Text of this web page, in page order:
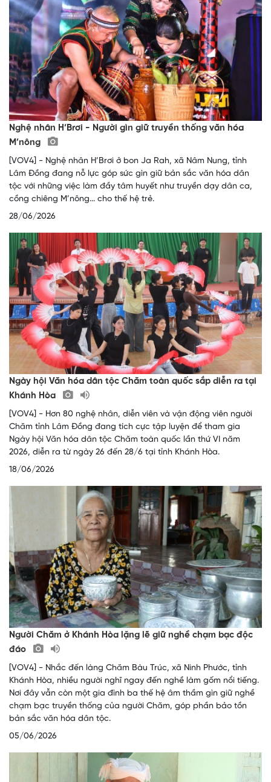
Nghệ nhân H’Brơi - Người gìn giữ truyền thống văn hóa
M’nông
[VOV4] - Nghệ nhân H’Brơi ở bon Ja Rah, xã Nâm Nung, tỉnh
Lâm Đồng đang nỗ lực góp sức gìn giữ bản sắc văn hóa dân
tộc với những việc làm đầy tâm huyết như truyền dạy dân ca,
cồng chiêng M’nông... cho thế hệ trẻ.
28/06/2026
Ngày hội Văn hóa dân tộc Chăm toàn quốc sắp diễn ra tại
Khánh Hòa
[VOV4] - Hơn 80 nghệ nhân, diễn viên và vận động viên người
Chăm tỉnh Lâm Đồng đang tích cực tập luyện để tham gia
Ngày hội Văn hóa dân tộc Chăm toàn quốc lần thứ VI năm
2026, diễn ra từ ngày 26 đến 28/6 tại tỉnh Khánh Hòa.
18/06/2026
Người Chăm ở Khánh Hòa lặng lẽ giữ nghề chạm bạc độc
đáo
[VOV4] - Nhắc đến làng Chăm Bàu Trúc, xã Ninh Phước, tỉnh
Khánh Hòa, nhiều người nghĩ ngay đến nghề làm gốm nổi tiếng.
Nơi đây vẫn còn một gia đình ba thế hệ âm thầm gìn giữ nghề
chạm bạc truyền thống của người Chăm, góp phần bảo tồn
bản sắc văn hóa dân tộc.
05/06/2026